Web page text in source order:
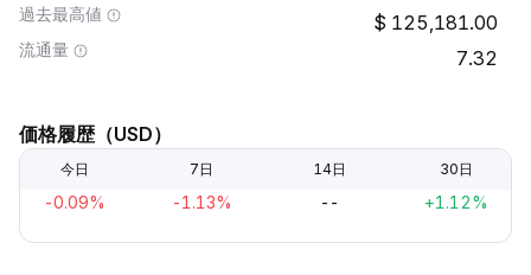
過去最高値 125,181.00
流通量 7.32
価格履歴（USD）
今日 7日 14日 30日
-0.09% -1.13% -- +1.12%